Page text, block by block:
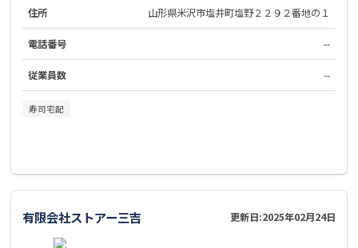
住所 山形県米沢市塩井町塩野２２９２番地の１
電話番号 --
従業員数 --
寿司宅配
有限会社ストアー三吉 更新日:2025年02月24日